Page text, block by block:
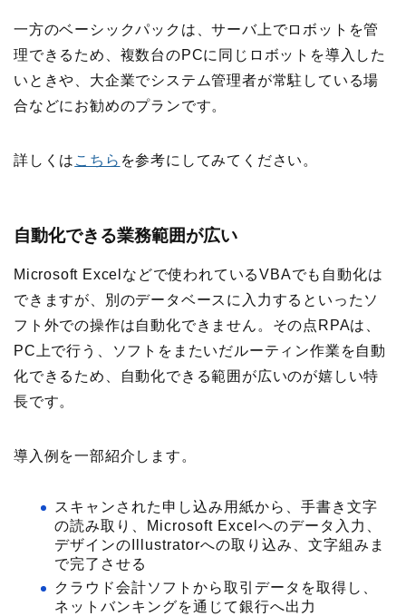
一方のベーシックパックは、サーバ上でロボットを管
理できるため、複数台のPCに同じロボットを導入した
いときや、大企業でシステム管理者が常駐している場
合などにお勧めのプランです。
詳しくは こちら を参考にしてみてください。
自動化できる業務範囲が広い
Microsoft Excelなどで使われているVBAでも自動化は
できますが、別のデータベースに入力するといったソ
フト外での操作は自動化できません。その点RPAは、
PC上で行う、ソフトをまたいだルーティン作業を自動
化できるため、自動化できる範囲が広いのが嬉しい特
長です。
導入例を一部紹介します。
スキャンされた申し込み用紙から、手書き文字
の読み取り、Microsoft Excelへのデータ入力、
デザインのIllustratorへの取り込み、文字組みま
で完了させる
クラウド会計ソフトから取引データを取得し、
ネットバンキングを通じて銀行へ出力